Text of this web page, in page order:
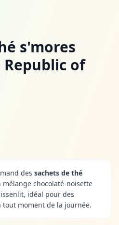
s'mores
of
des sachets de thé
mélange chocolaté-noisette
idéal pour des
moment de la journée.